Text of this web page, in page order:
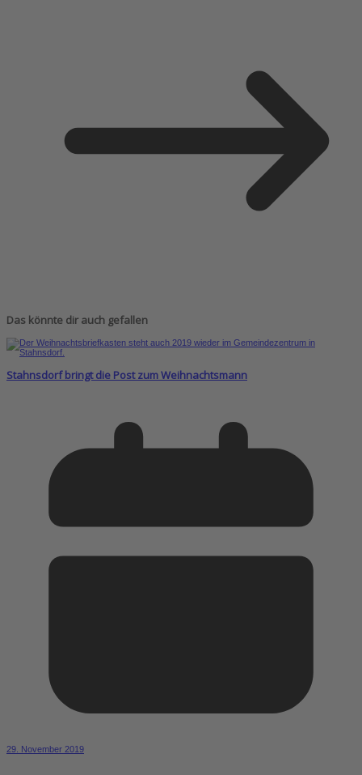
Das könnte dir auch gefallen
Stahnsdorf bringt die Post zum Weihnachtsmann
29. November 2019